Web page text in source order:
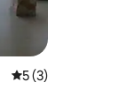
Évaluation
5 (3)